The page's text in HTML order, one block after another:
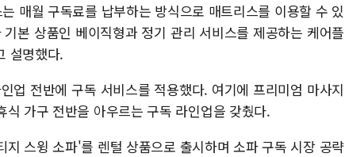
매월 구독료를 납부하는 방식으로 매트리스를 이용할 수 있
본 상품인 베이직형과 정기 관리 서비스를 제공하는 케어플
설명했다.
업 전반에 구독 서비스를 적용했다. 여기에 프리미엄 마사지
가구 전반을 아우르는 구독 라인업을 갖췄다.
스윙 소파'를 렌털 상품으로 출시하며 소파 구독 시장 공략